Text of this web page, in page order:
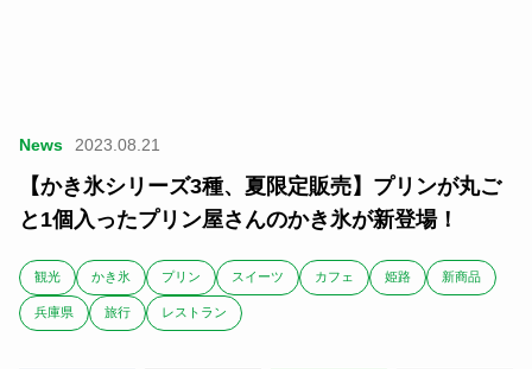
News 2023.08.21
【かき氷シリーズ3種、夏限定販売】プリンが丸ご
と1個入ったプリン屋さんのかき氷が新登場！
観光 かき氷 プリン スイーツ カフェ 姫路 新商品
兵庫県 旅行 レストラン